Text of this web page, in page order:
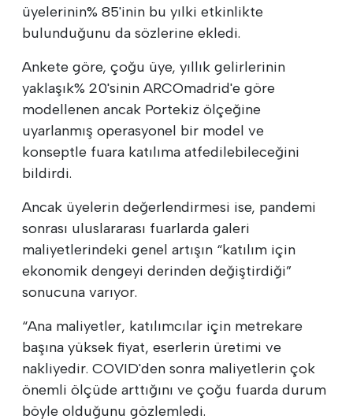
üyelerinin% 85'inin bu yılki etkinlikte
bulunduğunu da sözlerine ekledi.
Ankete göre, çoğu üye, yıllık gelirlerinin
yaklaşık% 20'sinin ARCOmadrid'e göre
modellenen ancak Portekiz ölçeğine
uyarlanmış operasyonel bir model ve
konseptle fuara katılıma atfedilebileceğini
bildirdi.
Ancak üyelerin değerlendirmesi ise, pandemi
sonrası uluslararası fuarlarda galeri
maliyetlerindeki genel artışın “katılım için
ekonomik dengeyi derinden değiştirdiği”
sonucuna varıyor.
“Ana maliyetler, katılımcılar için metrekare
başına yüksek fiyat, eserlerin üretimi ve
nakliyedir. COVID'den sonra maliyetlerin çok
önemli ölçüde arttığını ve çoğu fuarda durum
böyle olduğunu gözlemledi.